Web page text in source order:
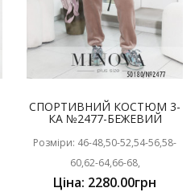
СПОРТИВНИЙ КОСТЮМ 3-
КА №2477-БЕЖЕВИЙ
Розміри: 46-48,50-52,54-56,58-
60,62-64,66-68,
Ціна: 2280.00грн